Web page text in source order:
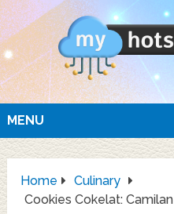
MENU
Home
Culinary
Cookies Cokelat: